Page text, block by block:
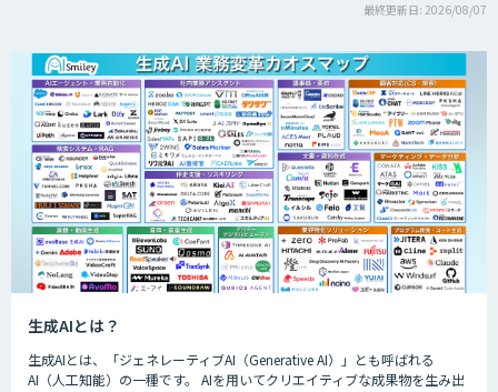
最終更新日: 2026/08/07
生成AIとは？
生成AIとは、「ジェネレーティブAI（Generative AI）」とも呼ばれる
AI（人工知能）の一種です。 AIを用いてクリエイティブな成果物を生み出